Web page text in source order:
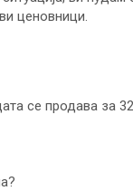
ценовници.
се продава за